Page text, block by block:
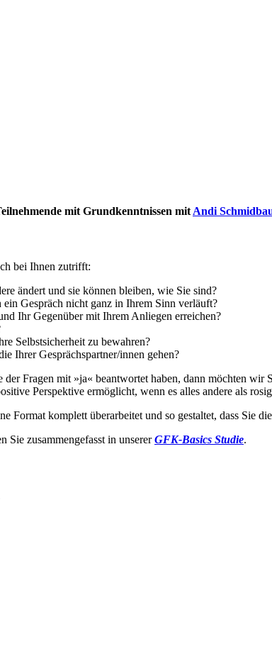
mit Grundkenntnissen mit Andi
bei Ihnen zutrifft:
ändert und sie können bleiben, wie Sie sind?
Gespräch nicht ganz in Ihrem Sinn verläuft?
Ihr Gegenüber mit Ihrem Anliegen erreichen?
Selbstsicherheit zu bewahren?
Ihrer Gesprächspartner/innen gehen?
Fragen mit »ja« beantwortet haben, dann möchten wir
Perspektive ermöglicht, wenn es alles andere als
Format komplett überarbeitet und so gestaltet, dass Sie
Sie zusammengefasst in unsererGFK-Basics Studie.